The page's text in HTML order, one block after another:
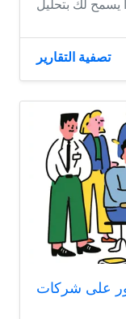
تصفية التقارير